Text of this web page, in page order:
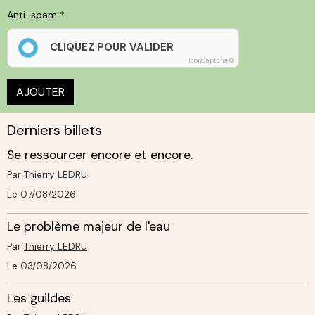
Anti-spam
CLIQUEZ POUR VALIDER
IconCaptcha ©
AJOUTER
Derniers billets
Se ressourcer encore et encore.
Par Thierry LEDRU
Le 07/08/2026
Le problème majeur de l'eau
Par Thierry LEDRU
Le 03/08/2026
Les guildes